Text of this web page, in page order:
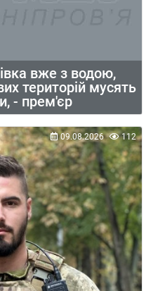
вже з водою,
територій мусять
- прем'єр
09.08.2026 112